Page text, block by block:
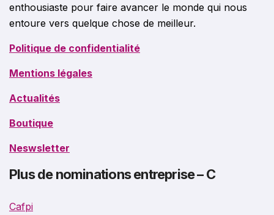
enthousiaste pour faire avancer le monde qui nous
entoure vers quelque chose de meilleur.
Politique de confidentialité
Mentions légales
Actualités
Boutique
Neswsletter
Plus de nominations entreprise – C
Cafpi